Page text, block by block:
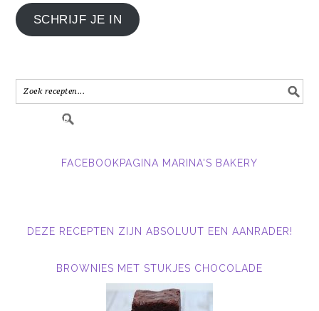
je
e-
in.....
SCHRIJF JE IN
FACEBOOKPAGINA MARINA'S BAKERY
DEZE RECEPTEN ZIJN ABSOLUUT EEN AANRADER!
BROWNIES MET STUKJES CHOCOLADE